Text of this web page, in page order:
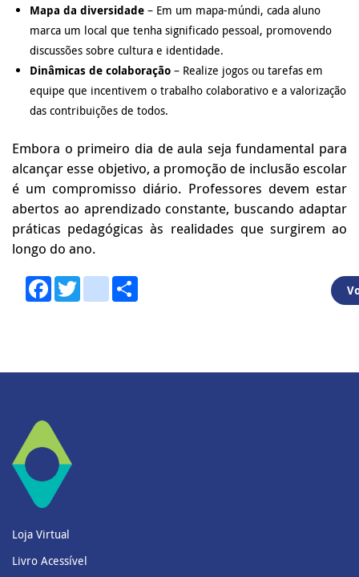
Mapa da diversidade – Em um mapa-múndi, cada aluno
marca um local que tenha significado pessoal, promovendo
discussões sobre cultura e identidade.
Dinâmicas de colaboração – Realize jogos ou tarefas em
equipe que incentivem o trabalho colaborativo e a valorização
das contribuições de todos.
Embora o primeiro dia de aula seja fundamental para
alcançar esse objetivo, a promoção de inclusão escolar
é um compromisso diário. Professores devem estar
abertos ao aprendizado constante, buscando adaptar
práticas pedagógicas às realidades que surgirem ao
longo do ano.
FacebookTwitteryoutube
Loja Virtual
Livro Acessível